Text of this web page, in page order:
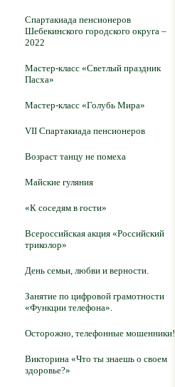
Спартакиада пенсионеров
Шебекинского городского округа –
2022
Мастер-класс «Светлый праздник
Пасха»
Мастер-класс «Голубь Мира»
VII Спартакиада пенсионеров
Возраст танцу не помеха
Майские гуляния
«К соседям в гости»
Всероссийская акция «Российский
триколор»
День семьи, любви и верности.
Занятие по цифровой грамотности
«Функции телефона».
Осторожно, телефонные мошенники!
Викторина «Что ты знаешь о своем
здоровье?»